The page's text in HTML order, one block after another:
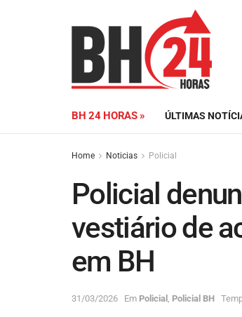
BH 24 HORAS » ÚLTIMAS
Home Noticias Policial
Policial
vestiário de
em BH
31/03/2026 Em Policial Policial BH